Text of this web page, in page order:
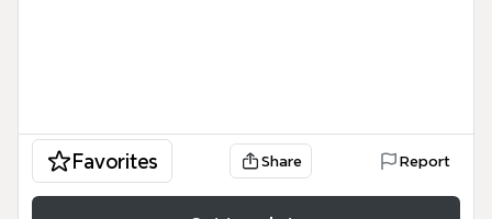
Favorites Share Report